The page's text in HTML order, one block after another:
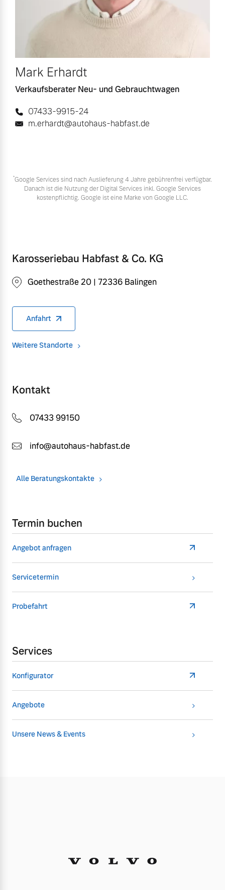
Mark Erhardt
Verkaufsberater Neu- und Gebrauchtwagen
07433-9915-24
m.erhardt@autohaus-habfast.de
*Google Services sind nach Auslieferung 4 Jahre gebührenfrei verfügbar.
Danach ist die Nutzung der Digital Services inkl. Google Services
kostenpflichtig. Google ist eine Marke von Google LLC.
Karosseriebau Habfast & Co. KG
Goethestraße 20 | 72336 Balingen
Anfahrt
Weitere Standorte
Kontakt
07433 99150
info@autohaus-habfast.de
Alle Beratungskontakte
Termin buchen
Angebot anfragen
Servicetermin
Probefahrt
Services
Konfigurator
Angebote
Unsere News & Events